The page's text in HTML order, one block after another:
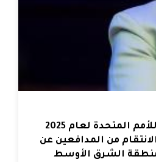
تقرير الأمين العام للأمم المتحدة لعام 2025
من المدافعين عن
الشرق الأوسط